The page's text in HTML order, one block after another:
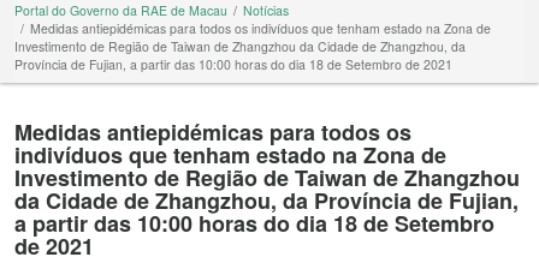
Portal do Governo da RAE de Macau
Notícias
Medidas antiepidémicas para todos os indivíduos que tenham estado na Zona de
Investimento de Região de Taiwan de Zhangzhou da Cidade de Zhangzhou, da
Província de Fujian, a partir das 10:00 horas do dia 18 de Setembro de 2021
Medidas antiepidémicas para todos os
indivíduos que tenham estado na Zona de
Investimento de Região de Taiwan de Zhangzhou
da Cidade de Zhangzhou, da Província de Fujian,
a partir das 10:00 horas do dia 18 de Setembro
de 2021